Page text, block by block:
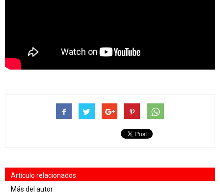
Artículo relacionados
Más del autor